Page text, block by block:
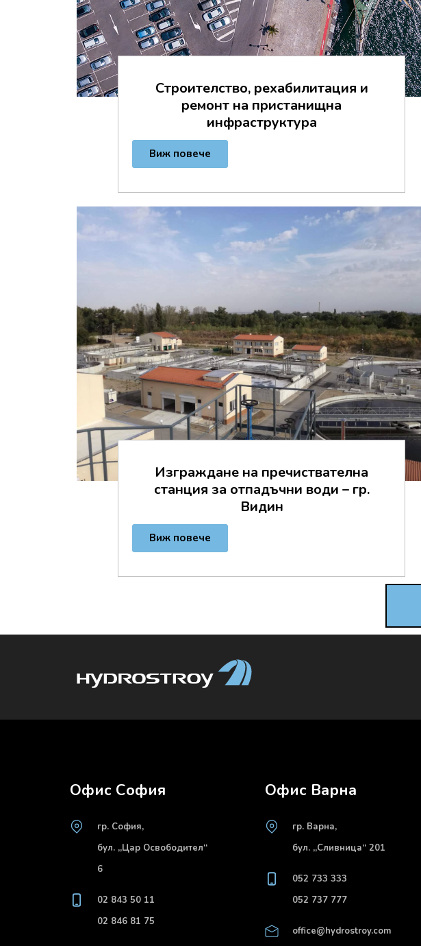
Строителство, рехабилитация и
ремонт на пристанищна
инфраструктура
Виж повече
Изгpaждaнe нa пpeчиcтвaтeлнa
cтaнция зa oтпaдъчни вoди – гp.
Bидин
Виж повече
Офис София
гр. София,
бул. „Цар Освободител“
6
02 843 50 11
02 846 81 75
Офис Варна
гр. Варна,
бул. „Сливница“ 201
052 733 333
052 737 777
office@hydrostroy.com